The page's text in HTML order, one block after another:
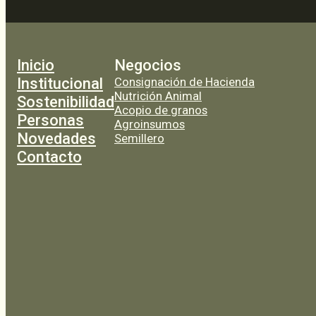
Inicio
Institucional
Sostenibilidad
Personas
Novedades
Contacto
Negocios
Consignación de Hacienda
Nutrición Animal
Acopio de granos
Agroinsumos
Semillero